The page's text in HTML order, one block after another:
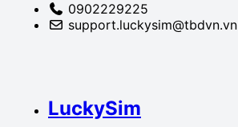
0902229225
support.luckysim@tbdvn.vn
LuckySim